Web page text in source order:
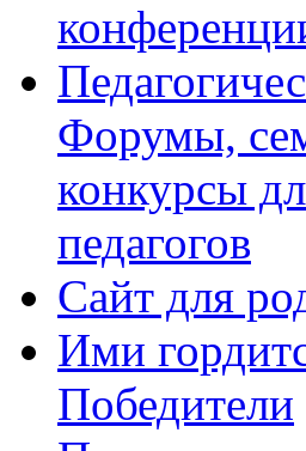
Форумы,
конкурсы
педагогов
Сайт для
Ими
Победители